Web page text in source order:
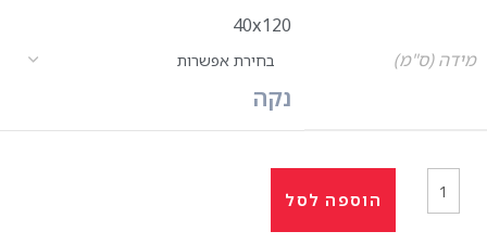
מידה (ס"מ)
40x120
נקה
הוספה לסל